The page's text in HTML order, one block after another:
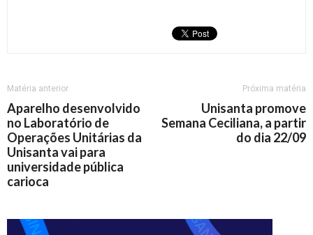
Matéria anterior
Aparelho desenvolvido
no Laboratório de
Operações Unitárias da
Unisanta vai para
universidade pública
carioca
Próxima matéria
Unisanta promove
Semana Ceciliana, a partir
do dia 22/09